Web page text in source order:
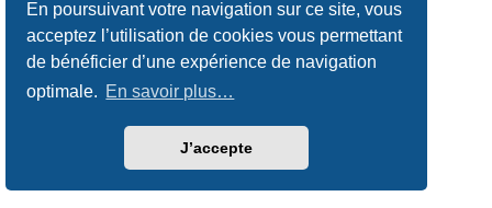
En poursuivant votre navigation sur ce site, vous
acceptez l’utilisation de cookies vous permettant
de bénéficier d’une expérience de navigation
optimale. En savoir plus…
J’accepte